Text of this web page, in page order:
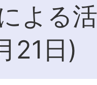
よる
21日)